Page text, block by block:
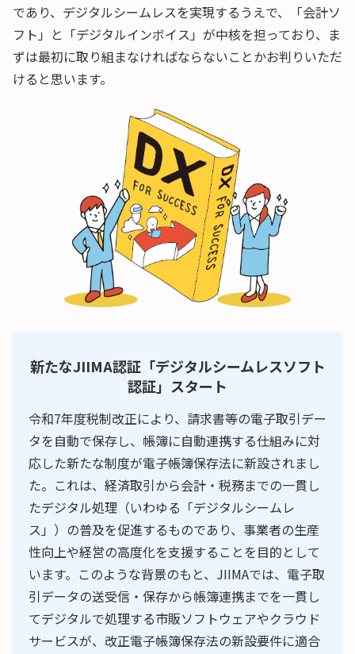
であり、デジタルシームレスを実現するうえで、「会計ソ
フト」と「デジタルインボイス」が中核を担っており、ま
ずは最初に取り組まなければならないことかお判りいただ
けると思います。
新たなJIIMA認証「デジタルシームレスソフト
認証」スタート
令和7年度税制改正により、請求書等の電子取引デー
タを自動で保存し、帳簿に自動連携する仕組みに対
応した新たな制度が電子帳簿保存法に新設されまし
た。これは、経済取引から会計・税務までの一貫し
たデジタル処理（いわゆる「デジタルシームレ
ス」）の普及を促進するものであり、事業者の生産
性向上や経営の高度化を支援することを目的として
います。このような背景のもと、JIIMAでは、電子取
引データの送受信・保存から帳簿連携までを一貫し
てデジタルで処理する市販ソフトウェアやクラウド
サービスが、改正電子帳簿保存法の新設要件に適合